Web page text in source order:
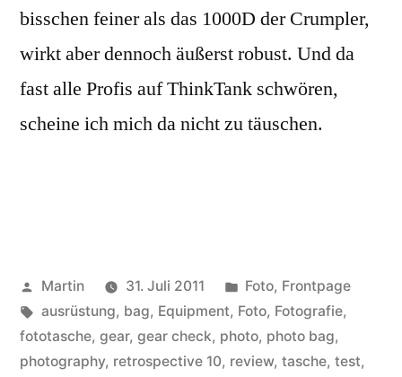
bisschen feiner als das 1000D der Crumpler,
wirkt aber dennoch äußerst robust. Und da
fast alle Profis auf ThinkTank schwören,
scheine ich mich da nicht zu täuschen.
Veröffentlicht
von
Martin 31. Juli 2011
Veröffentlicht
unter
Foto, Frontpage
Schlagwörter:
ausrüstung, bag, Equipment, Foto, Fotografie,
fototasche, gear, gear check, photo, photo bag,
photography, retrospective 10, review, tasche, test,